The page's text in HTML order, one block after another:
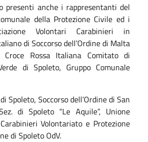
presenti anche i rappresentanti del
della Protezione Civile ed i
Volontari Carabinieri in
di Soccorso dell’Ordine di Malta
Croce Rossa Italiana Comitato di
di Spoleto, Gruppo Comunale
Spoleto, Soccorso dell’Ordine di San
di Spoleto “Le Aquile”, Unione
Volontariato e Protezione
di Spoleto OdV.